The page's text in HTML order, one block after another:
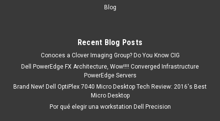
Blog
Recent Blog Posts
Conoces a Clover Imaging Group? Do You Know CIG
Dell PowerEdge FX Architecture, Wow!!!! Converged Infrastructure
PowerEdge Servers
Brand New! Dell OptiPlex 7040 Micro Desktop Tech Review: 2016's Best
Micro Desktop
Por qué elegir una workstation Dell Precision